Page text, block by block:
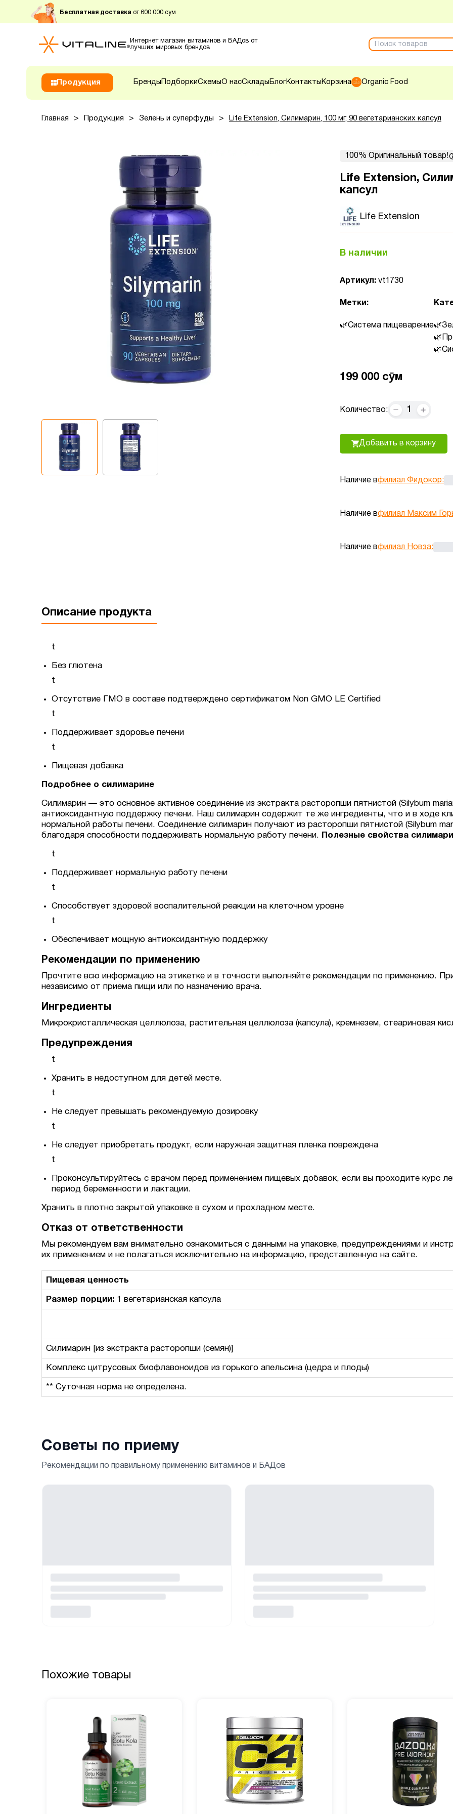
Бесплатная доставка от 600 000 сум
Интернет магазин витаминов и БАДов от
лучших мировых брендов
Продукция Бренды ПодборкиСхемыО насСклады БлогКонтакты Корзина Organic Food
Главная > Продукция > Зелень и суперфуды > Life Extension, Силимарин, 100 мг, 90 вегетарианских капсул
100% Оригинальный товар!
Life Extension,
капсул
Life Extension
В наличии
Артикул: vt1730
Метки:
Система пищеварение
199 000 сӯм
Количество: 1
Добавить в корзину
Наличие вфилиал Фидокор:
Наличие вфилиал Максим
Наличие вфилиал Новза:
Описание продукта
t
Без глютена
t
Отсутствие ГМО в составе подтверждено сертификатом Non GMO LE Certified
t
Поддерживает здоровье печени
t
Пищевая добавка
Подробнее о силимарине
Силимарин — это основное активное соединение из экстракта расторопши пятнистой (Silybum
антиоксидантную поддержку печени. Наш силимарин содержит те же ингредиенты, что и в ходе
нормальной работы печени. Соединение силимарин получают из расторопши пятнистой (Silybum
благодаря способности поддерживать нормальную работу печени.
Полезные свойства
t
Поддерживает нормальную работу печени
t
Способствует здоровой воспалительной реакции на клеточном уровне
t
Обеспечивает мощную антиоксидантную поддержку
Рекомендации по применению
Прочтите всю информацию на этикетке и в точности выполняйте рекомендации по применению.
независимо от приема пищи или по назначению врача.
Ингредиенты
Микрокристаллическая целлюлоза, растительная целлюлоза (капсула), кремнезем, стеариновая
Предупреждения
t
Хранить в недоступном для детей месте.
t
Не следует превышать рекомендуемую дозировку
t
Не следует приобретать продукт, если наружная защитная пленка повреждена
t
Проконсультируйтесь с врачом перед применением пищевых добавок, если вы проходите курс
период беременности и лактации.
Хранить в плотно закрытой упаковке в сухом и прохладном месте.
Отказ от ответственности
Мы рекомендуем вам внимательно ознакомиться с данными на упаковке, предупреждениями и
их применением и не полагаться исключительно на информацию, представленную на сайте.
Пищевая ценность
Размер порции: 1 вегетарианская капсула
Силимарин [из экстракта расторопши (семян)]
Комплекс цитрусовых биофлавоноидов из горького апельсина (цедра и плоды)
** Суточная норма не определена.
Советы по приему
Рекомендации по правильному применению витаминов и БАДов
Похожие товары